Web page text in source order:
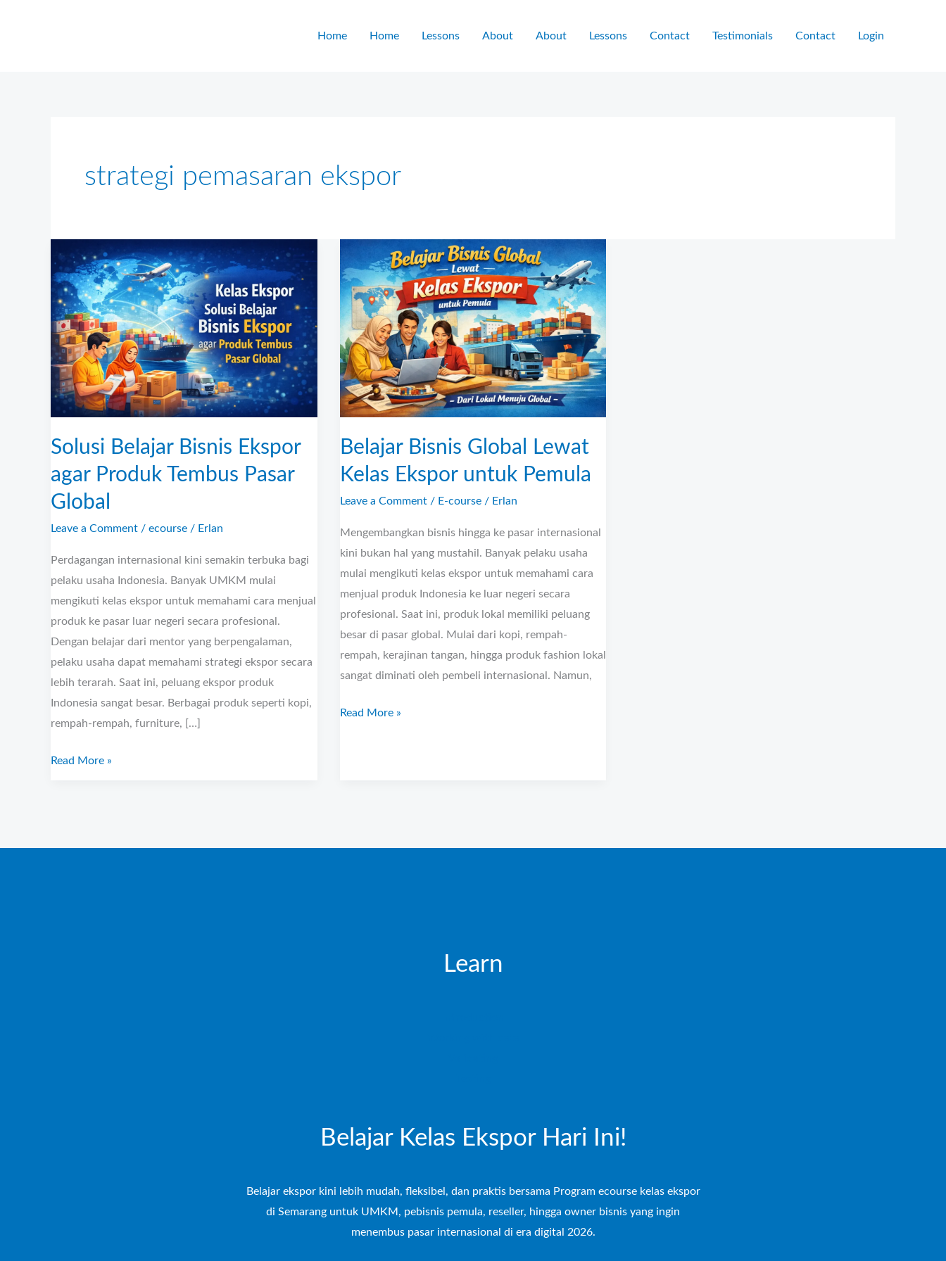
Home Home Lessons About About Lessons Contact Testimonials Contact Login
strategi pemasaran ekspor
Solusi Belajar Bisnis Ekspor
agar Produk Tembus Pasar
Global
Leave a Comment / ecourse / Erlan
Perdagangan internasional kini semakin terbuka bagi
pelaku usaha Indonesia. Banyak UMKM mulai
mengikuti kelas ekspor untuk memahami cara menjual
produk ke pasar luar negeri secara profesional.
Dengan belajar dari mentor yang berpengalaman,
pelaku usaha dapat memahami strategi ekspor secara
lebih terarah. Saat ini, peluang ekspor produk
Indonesia sangat besar. Berbagai produk seperti kopi,
rempah-rempah, furniture, […]
Belajar
Bisnis
Ekspor
agar
Produk
Tembus
Pasar
Global
Read More »
Belajar Bisnis Global Lewat
Kelas Ekspor untuk Pemula
Leave a Comment / E-course/ Erlan
Mengembangkan bisnis hingga ke pasar internasional
kini bukan hal yang mustahil. Banyak pelaku usaha
mulai mengikuti kelas ekspor untuk memahami cara
menjual produk Indonesia ke luar negeri secara
profesional. Saat ini, produk lokal memiliki peluang
besar di pasar global. Mulai dari kopi, rempah-
rempah, kerajinan tangan, hingga produk fashion lokal
sangat diminati oleh pembeli internasional. Namun,
Bisnis
Global
Lewat
Kelas
Ekspor
untuk
Pemula
Read More »
Learn
Belajar Kelas Ekspor Hari Ini!
Belajar ekspor kini lebih mudah, fleksibel, dan praktis bersama Program ecourse kelas ekspor
di Semarang untuk UMKM, pebisnis pemula, reseller, hingga owner bisnis yang ingin
menembus pasar internasional di era digital 2026.